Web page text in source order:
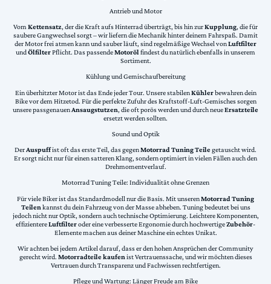
Antrieb und Motor
VomKettensatz, der die Kraft aufs Hinterrad überträgt, bis hin zurKupplung, die für
saubere Gangwechsel sorgt – wir liefern die Mechanik hinter deinem Fahrspaß. Damit
der Motor frei atmen kann und sauber läuft, sind regelmäßige Wechsel vonLuftfilter
undÖlfilterPflicht. Das passendeMotorölfindest du natürlich ebenfalls in unserem
Sortiment.
Kühlung und Gemischaufbereitung
Ein überhitzter Motor ist das Ende jeder Tour. Unsere stabilenKühlerbewahren dein
Bike vor dem Hitzetod. Für die perfekte Zufuhr des Kraftstoff-Luft-Gemisches sorgen
unsere passgenauenAnsaugstutzen, die oft porös werden und durch neueErsatzteile
ersetzt werden sollten.
Sound und Optik
DerAuspuffist oft das erste Teil, das gegenMotorrad Tuning Teilegetauscht wird.
Er sorgt nicht nur für einen satteren Klang, sondern optimiert in vielen Fällen auch den
Drehmomentverlauf.
Motorrad Tuning Teile: Individualität ohne Grenzen
Für viele Biker ist das Standardmodell nur die Basis. Mit unserenMotorrad Tuning
Teilen kannst du dein Fahrzeug von der Masse abheben. Tuning bedeutet bei uns
jedoch nicht nur Optik, sondern auch technische Optimierung. Leichtere Komponenten,
effizientereLuftfilteroder eine verbesserte Ergonomie durch hochwertigeZubehör-
Elemente machen aus deiner Maschine ein echtes Unikat.
Wir achten bei jedem Artikel darauf, dass er den hohen Ansprüchen der Community
gerecht wird. Motorradteile kaufen ist Vertrauenssache, und wir möchten dieses
Vertrauen durch Transparenz und Fachwissen rechtfertigen.
Pflege und Wartung: Länger Freude am Bike